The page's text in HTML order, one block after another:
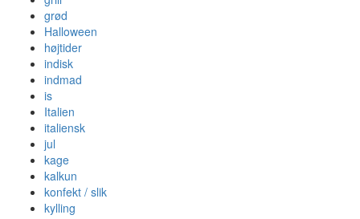
grød
Halloween
højtider
indisk
indmad
is
Italien
italiensk
jul
kage
kalkun
konfekt / slik
kylling